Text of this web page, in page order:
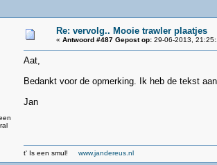
Re: vervolg.. Mooie trawler plaatjes
« Antwoord #487 Gepost op:29-06-2013,
Aat,
Bedankt voor de opmerking. Ik heb de tekst
Jan
t' Is een smul! www.jandereus.nl